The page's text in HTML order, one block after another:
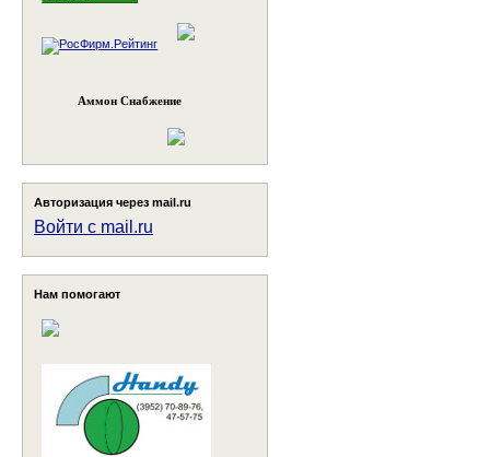
Аммон Снабжение
Авторизация через mail.ru
Войти с mail.ru
Нам помогают